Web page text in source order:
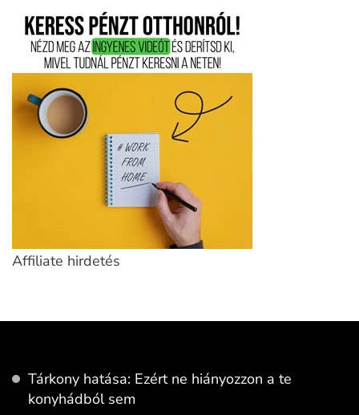
Affiliate hirdetés
Tárkony hatása: Ezért ne hiányozzon a te
konyhádból sem